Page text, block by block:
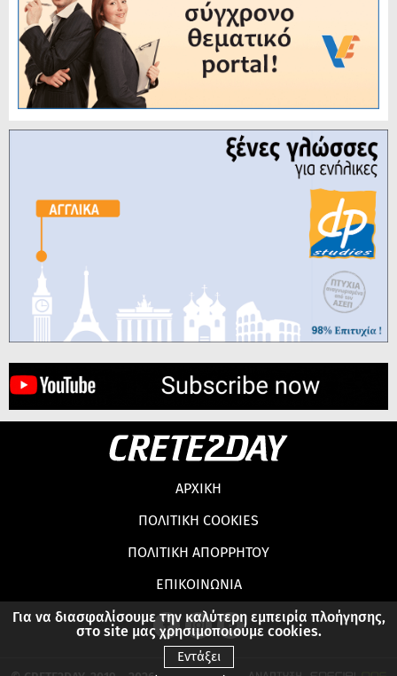
Για να διασφαλίσουμε την καλύτερη εμπειρία πλοήγησης,
στο site μας χρησιμοποιούμε cookies.
Εντάξει
ΑΡΧΙΚΗ
ΠΟΛΙΤΙΚΗ COOKIES
ΠΟΛΙΤΙΚΗ ΑΠΟΡΡΗΤΟΥ
ΕΠΙΚΟΙΝΩΝΙΑ